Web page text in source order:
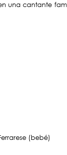
una cantante
(bebé)